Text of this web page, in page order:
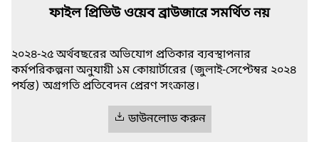
ফাইল প্রিভিউ ওয়েব ব্রাউজারে সমর্থিত নয়
২০২৪-২৫ অর্থবছরের অভিযোগ প্রতিকার ব্যবস্থাপনার
কর্মপরিকল্পনা অনুযায়ী ১ম কোয়ার্টারের (জুলাই-সেপ্টেম্বর ২০২৪
পর্যন্ত) অগ্রগতি প্রতিবেদন প্রেরণ সংক্রান্ত।
ডাউনলোড করুন